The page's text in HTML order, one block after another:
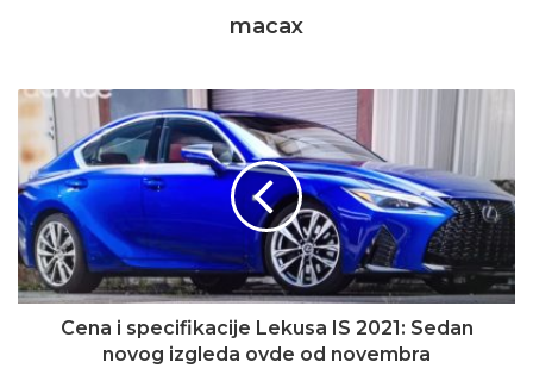
macax
Cena i specifikacije Lekusa IS 2021: Sedan
novog izgleda ovde od novembra